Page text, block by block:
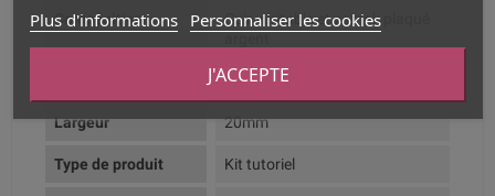
Composition
Cuir véritable et zamak plaqué
Marron moyen
Largeur 20mm
Type de produit Kit tutoriel
Plus d'informations Personnaliser les cookies
J'ACCEPTE